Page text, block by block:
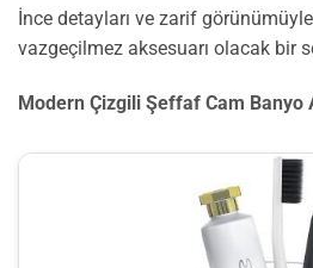
İnce detayları ve zarif
vazgeçilmez aksesuarı olacak bir
Modern Çizgili Şeffaf Cam Banyo